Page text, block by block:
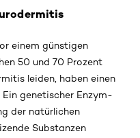
einem günstigen
50 und 70 Prozent
leiden, haben einen
genetischer Enzym-
der natürlichen
Substanzen